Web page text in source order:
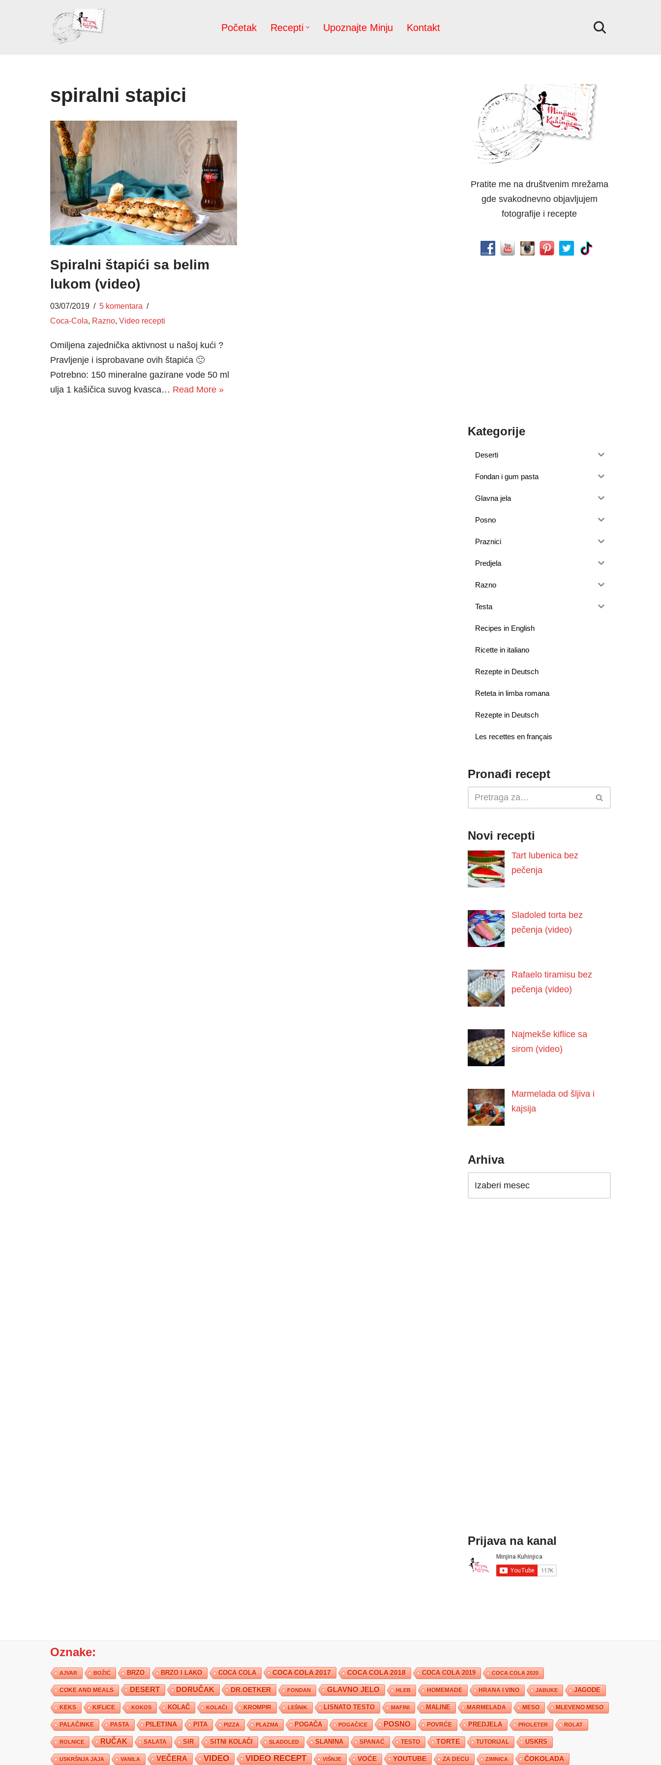
Početak Recepti Upoznajte Minju Kontakt
spiralni stapici
Spiralni štapići sa belim
lukom (video)
03/07/2019
5 komentara
Coca-Cola, Razno, Video recepti
Omiljena zajednička aktivnost u našoj kući ?
Pravljenje i isprobavane ovih štapića 🙂
Potrebno: 150 mineralne gazirane vode 50 ml
ulja 1 kašičica suvog kvasca… Read More »
Pratite me na društvenim mrežama
gde svakodnevno objavljujem
fotografije i recepte
Kategorije
Deserti
Fondan i gum pasta
Glavna jela
Posno
Praznici
Predjela
Razno
Testa
Recipes in English
Ricette in italiano
Rezepte in Deutsch
Reteta in limba romana
Rezepte in Deutsch
Les recettes en français
Pronađi recept
Novi recepti
Tart lubenica bez
pečenja
Sladoled torta bez
pečenja (video)
Rafaelo tiramisu bez
pečenja (video)
Najmekše kiflice sa
sirom (video)
Marmelada od šljiva i
kajsija
Arhiva
Prijava na kanal
Oznake:
AJVAR BOŽIĆ BRZO BRZO I LAKO COCA COLA COCA COLA 2017 COCA COLA 2018 COCA COLA 2019 COCA COLA 2020
COKE AND MEALS DESERT DORUČAK DR.OETKER FONDAN GLAVNO JELO HLEB HOMEMADE HRANA I VINO JABUKE JAGODE
KEKS KIFLICE KOKOS KOLAČ KOLAČI KROMPIR LEŠNIK LISNATO TESTO MAFINI MALINE MARMELADA MESO MLEVENO MESO
PALAČINKE PASTA PILETINA PITA PIZZA PLAZMA POGAČA POGAČICE POSNO POVRĆE PREDJELA PROLETER ROLAT
ROLNICE RUČAK SALATA SIR SITNI KOLAČI SLADOLED SLANINA SPANAĆ TESTO TORTE TUTORIJAL USKRS
USKRŠNJA JAJA VANILA VEČERA VIDEO VIDEO RECEPT VIŠNJE VOĆE YOUTUBE ZA DECU ZIMNICA ČOKOLADA